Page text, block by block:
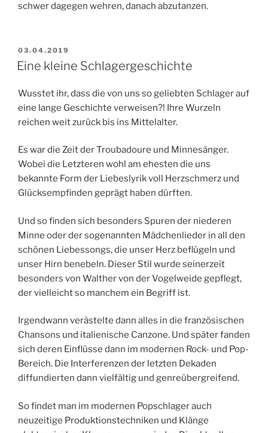
schwer dagegen wehren, danach abzutanzen.
VERÖFFENTLICHT
AM
03.04.2019
Eine kleine Schlagergeschichte
Wusstet ihr, dass die von uns so geliebten Schlager auf
eine lange Geschichte verweisen?! Ihre Wurzeln
reichen weit zurück bis ins Mittelalter.
Es war die Zeit der Troubadoure und Minnesänger.
Wobei die Letzteren wohl am ehesten die uns
bekannte Form der Liebeslyrik voll Herzschmerz und
Glücksempfinden geprägt haben dürften.
Und so finden sich besonders Spuren der niederen
Minne oder der sogenannten Mädchenlieder in all den
schönen Liebessongs, die unser Herz beflügeln und
unser Hirn benebeln. Dieser Stil wurde seinerzeit
besonders von Walther von der Vogelweide gepflegt,
der vielleicht so manchem ein Begriff ist.
Irgendwann verästelte dann alles in die französischen
Chansons und italienische Canzone. Und später fanden
sich deren Einflüsse dann im modernen Rock- und Pop-
Bereich. Die Interferenzen der letzten Dekaden
diffundierten dann vielfältig und genreübergreifend.
So findet man im modernen Popschlager auch
neuzeitige Produktionstechniken und Klänge